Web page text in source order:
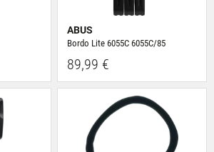
ABUS
Bordo Lite 6055C 6055C/85
89,99 €